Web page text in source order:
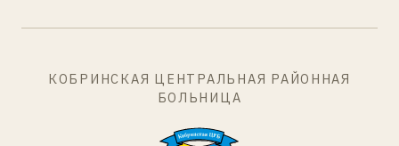
КОБРИНСКАЯ ЦЕНТРАЛЬНАЯ РАЙОННАЯ
БОЛЬНИЦА